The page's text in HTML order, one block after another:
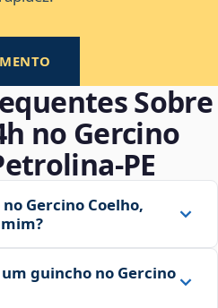
Sobre
no Gercino
Gercino Coelho,
guincho no Gercino